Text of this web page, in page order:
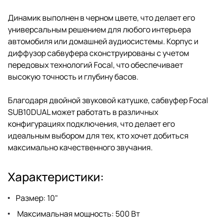
Динамик выполнен в черном цвете, что делает его
универсальным решением для любого интерьера
автомобиля или домашней аудиосистемы. Корпус и
диффузор сабвуфера сконструированы с учетом
передовых технологий Focal, что обеспечивает
высокую точность и глубину басов.
Благодаря двойной звуковой катушке, сабвуфер Focal
SUB10DUAL может работать в различных
конфигурациях подключения, что делает его
идеальным выбором для тех, кто хочет добиться
максимально качественного звучания.
Характеристики:
Размер: 10"
Максимальная мощность: 500 Вт